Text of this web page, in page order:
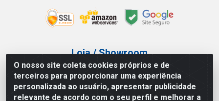
O nosso site coleta cookies próprios e de
terceiros para proporcionar uma experiência
personalizada ao usuário, apresentar publicidade
relevante de acordo com o seu perfil e melhorar a
Loja / Showroom
Tel.: (11) 3227-0546
Av Vautier, 587/597 - Pari - São Paulo/SP